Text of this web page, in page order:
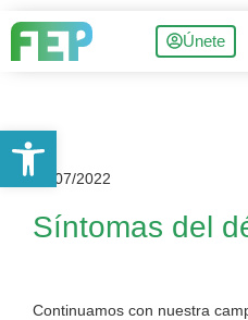
Únete
04/07/2022
Síntomas del
Continuamos con nuestra
Abrir barra de herramientas